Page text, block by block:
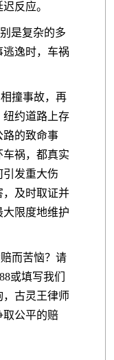
反应。
是复杂的多
逸时，车祸
撞事故，再
纽约道路上存
路的致命事
祸，都真实
发重大伤
，及时取证并
限度地维护
而苦恼？请
或填写我们
古灵王律师
取公平的赔